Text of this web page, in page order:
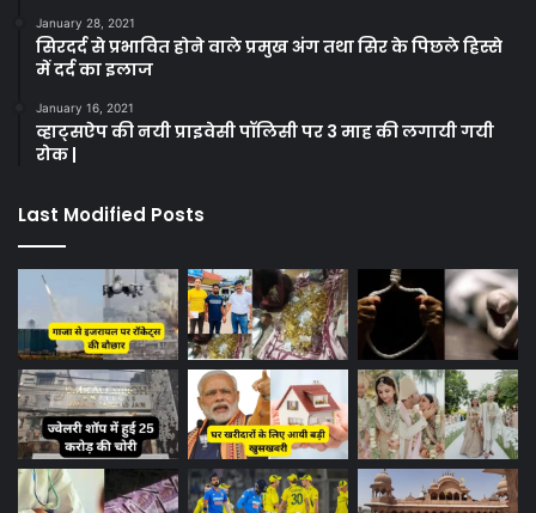
January 28, 2021
सिरदर्द से प्रभावित होने वाले प्रमुख अंग तथा सिर के पिछले हिस्से
में दर्द का इलाज
January 16, 2021
व्हाट्सऐप की नयी प्राइवेसी पॉलिसी पर 3 माह की लगायी गयी
रोक |
Last Modified Posts